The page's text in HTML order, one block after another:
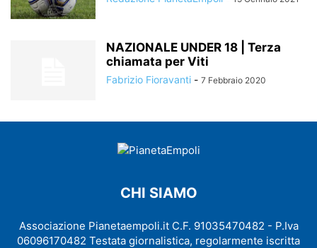
NAZIONALE UNDER 18 | Terza
chiamata per Viti
Fabrizio Fioravanti - 7 Febbraio 2020
CHI SIAMO
Associazione Pianetaempoli.it C.F. 91035470482 - P.Iva
06096170482 Testata giornalistica, regolarmente iscritta